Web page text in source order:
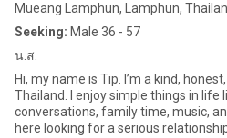
Mueang Lamphun, Lamphun,
Seeking: Male 36 - 57
น.ส.
Hi, my name is Tip. I’m a kind,
Thailand. I enjoy simple things in life
conversations, family time, music, and
here looking for a serious